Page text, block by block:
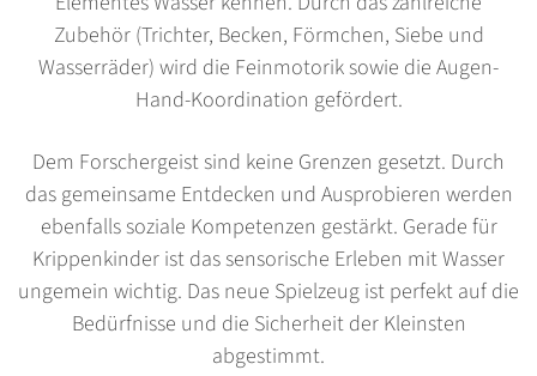
Zubehör (Trichter, Becken, Förmchen, Siebe und
Wasserräder) wird die Feinmotorik sowie die Augen-
Hand-Koordination gefördert.
Dem Forschergeist sind keine Grenzen gesetzt. Durch
das gemeinsame Entdecken und Ausprobieren werden
ebenfalls soziale Kompetenzen gestärkt. Gerade für
Krippenkinder ist das sensorische Erleben mit Wasser
ungemein wichtig. Das neue Spielzeug ist perfekt auf die
Bedürfnisse und die Sicherheit der Kleinsten
abgestimmt.